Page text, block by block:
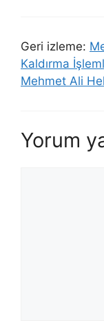
Geri izleme:
Kaldırma
Mehmet Ali
Yorum